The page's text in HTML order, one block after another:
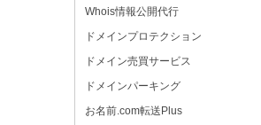
Whois情報公開代行
ドメインプロテクション
ドメイン売買サービス
ドメインパーキング
お名前.com転送Plus